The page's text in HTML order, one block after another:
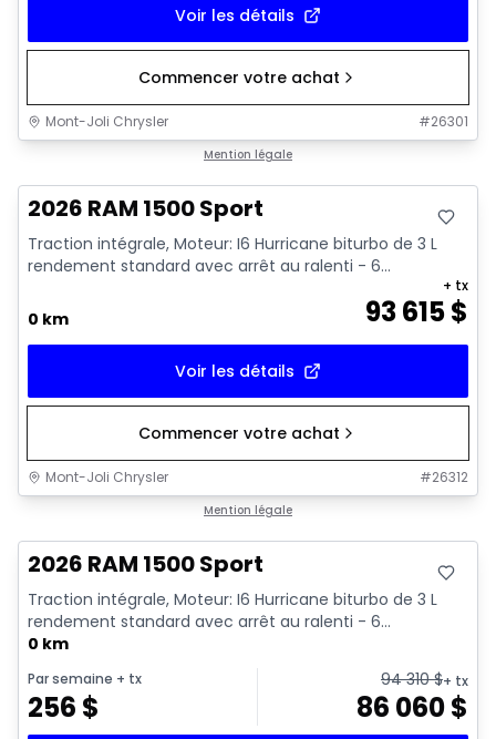
Voir les détails
Commencer votre achat
Mont-Joli Chrysler #26301
Mention légale
2026 RAM 1500 Sport
Traction intégrale, Moteur: I6 Hurricane biturbo de 3 L
rendement standard avec arrêt au ralenti - 6...
0 km 93 615$
+ tx
Voir les détails
Commencer votre achat
Mont-Joli Chrysler #26312
Mention légale
2026 RAM 1500 Sport
Traction intégrale, Moteur: I6 Hurricane biturbo de 3 L
rendement standard avec arrêt au ralenti - 6...
0 km
Par semaine + tx
256 $
94 310$+ tx
86 060$